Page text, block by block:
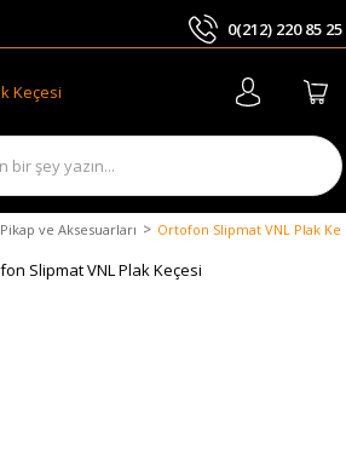
0(212) 220 85 25
Pikap ve Aksesuarları Ortofon Slipmat VNL Plak